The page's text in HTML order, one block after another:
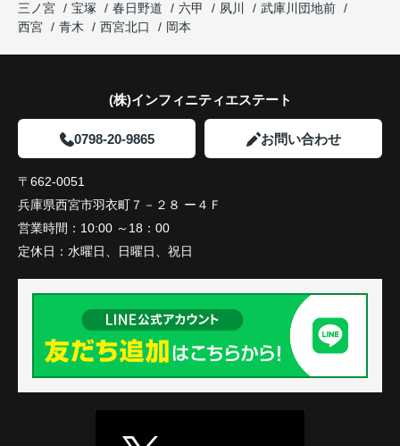
と大変喜ばれ、この住まいを選ばれました。
住み替え後は家族それぞれの通勤・通学時間が短く
家族全員にとって、将来を見据えた良い選択だった
三ノ宮
宝塚 春日野道 六甲 夙川
武庫川団地前
西宮
青木 西宮北口 岡本
(株)インフィニティエステート
0798-20-9865 お問い合わせ
〒662-0051
兵庫県西宮市羽衣町７－２８ ー４Ｆ
営業時間： 10:00 ～18：00
定休日： 水曜日、日曜日、祝日